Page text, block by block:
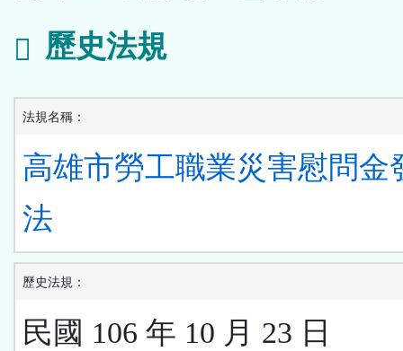
歷史法規
法規名稱：
高雄市勞工職業災害慰問金
法
歷史法規：
民國 106 年 10 月 23 日